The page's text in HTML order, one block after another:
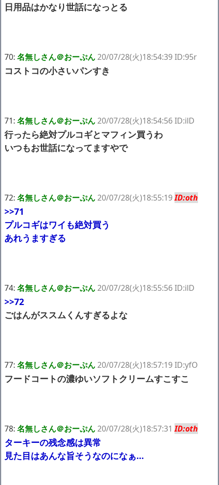
日用品はかなり世話になっとる
70: 名無しさん＠おーぷん20/07/28(火)18:54:39 ID:95r
コストコの小さいパンすき
71: 名無しさん＠おーぷん20/07/28(火)18:54:56 ID:ilD
行ったら絶対プルコギとマフィン買うわ
いつもお世話になってますやで
72: 名無しさん＠おーぷん20/07/28(火)18:55:19ID:oth
>>71
プルコギはワイも絶対買う
あれうますぎる
74: 名無しさん＠おーぷん20/07/28(火)18:55:56 ID:ilD
>>72
ごはんがススムくんすぎるよな
77: 名無しさん＠おーぷん20/07/28(火)18:57:19 ID:yfO
フードコートの濃ゆいソフトクリームすこすこ
78: 名無しさん＠おーぷん20/07/28(火)18:57:31ID:oth
ターキーの残念感は異常
見た目はあんな旨そうなのになぁ…